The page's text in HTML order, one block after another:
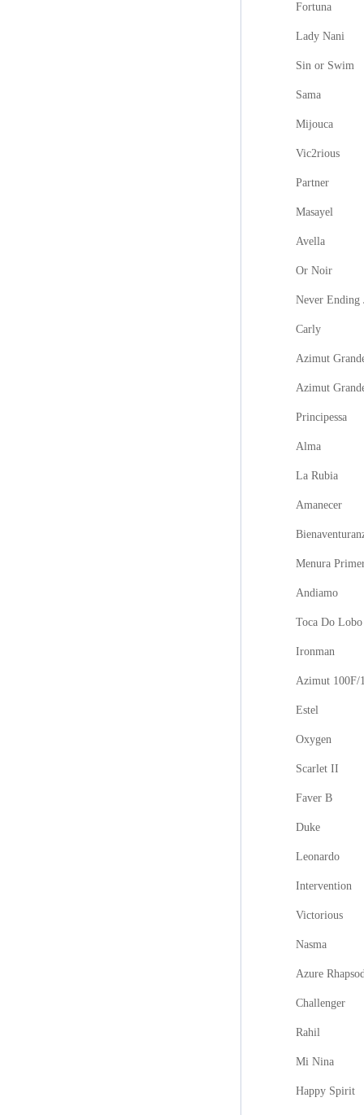
Fortuna
Lady Nani
Sin or Swim
Sama
Mijouca
Vic2rious
Partner
Masayel
Avella
Or Noir
Never Ending
Carly
Azimut
Azimut
Principessa
Alma
La Rubia
Amanecer
Menura
Andiamo
Toca Do Lobo
Ironman
Azimut 100F/
Estel
Oxygen
Scarlet II
Faver B
Duke
Leonardo
Intervention
Victorious
Nasma
Azure
Challenger
Rahil
Mi Nina
Happy Spirit